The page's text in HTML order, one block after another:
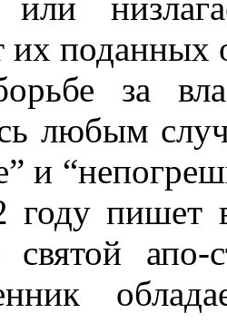
их поданных
за
любым
и
пишет
святой апо-